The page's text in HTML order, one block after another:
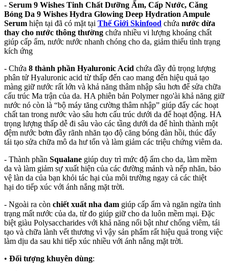
- Serum 9 Wishes Tinh Chất Dưỡng Ẩm, Cấp Nước, Căng
Bóng Da 9 Wishes Hydra Glowing Deep Hydration Ampule
Serum hiện tại đã có mặt tại Thế Giới Skinfood chứa nước dừa
thay cho nước thông thường chứa nhiều vi lượng khoáng chất
giúp cấp ẩm, nước nước nhanh chóng cho da, giảm thiểu tình trạng
kích ứng
- Chứa 8 thành phần Hyaluronic Acid chứa đầy đủ trọng lượng
phân tử Hyaluronic acid từ thấp đến cao mang đến hiệu quả tạo
màng giữ nước rất lớn và khả năng thâm nhập sâu hơn để sửa chữa
cấu trúc Ma trận của da. HA phiên bản Polymer ngo'ài khả năng giữ
nước nó còn là “bộ máy tăng cường thâm nhập” giúp đẩy các hoạt
chất tan trong nước vào sâu hơn cấu trúc dưới da để hoạt động. HA
trọng lượng thấp dễ đi sâu vào các tầng dưới da để hình thành một
đệm nước bơm đầy rãnh nhăn tạo độ căng bóng đàn hồi, thúc đẩy
tái tạo sửa chữa mô da hư tổn và làm giảm các triệu chứng viêm da.
- Thành phần Squalane giúp duy trì mức độ ẩm cho da, làm mềm
da và làm giảm sự xuất hiện của các đường mảnh và nếp nhăn, bảo
vệ làn da của bạn khỏi tác hại của môi trường ngay cả các thiệt
hại do tiếp xúc với ánh nắng mặt trời.
- Ngoài ra còn chiết xuất nha đam giúp cấp ẩm và ngăn ngừa tình
trạng mất nước của da, từ đo giúp giữ cho da luôn mềm mại. Đặc
biệt giàu Polysaccharides với khả năng nổi bật như chống viêm, tái
tạo và chữa lành vết thương vì vậy sản phẩm rất hiệu quả trong việc
làm dịu da sau khi tiếp xúc nhiều với ánh nắng mặt trời.
• Đối tượng khuyên dùng: